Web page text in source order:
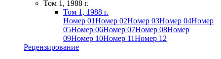
Том 1, 1988 г.
Том 1, 1988 г.
Номер 01Номер 02Номер 03Номер 04Номер
05Номер 06Номер 07Номер 08Номер
09Номер 10Номер 11Номер 12
Рецензирование